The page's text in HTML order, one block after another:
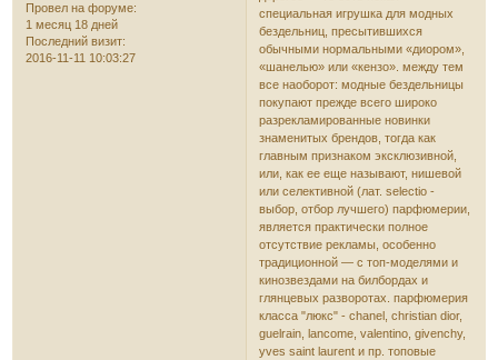
Провел на форуме:
1 месяц 18 дней
Последний визит:
2016-11-11 10:03:27
специальная игрушка для модных
бездельниц, пресытившихся
обычными нормальными «диором»,
«шанелью» или «кензо». между тем
все наобоpот: модные бездельницы
покупают прежде всего широко
разрекламированные новинки
знаменитых брендов, тогда как
главным признаком эксклюзивной,
или, как ее еще называют, нишевой
или селективной (лат. selectio -
выбор, отбор лучшего) парфюмерии,
является практически полное
отсутствие рекламы, особенно
традиционной — с топ-моделями и
кинозвездами на билбордах и
глянцевых разворотах. парфюмерия
класса "люкс" - chanel, christian dior,
guelrain, lancome, valentino, givenchy,
yves saint laurent и пр. топовые